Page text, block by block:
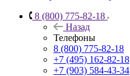
8 (800) 775-82-18
Назад
Телефоны
8 (800) 775-82-18
+7 (495) 162-82-18
+7 (903) 584-43-34